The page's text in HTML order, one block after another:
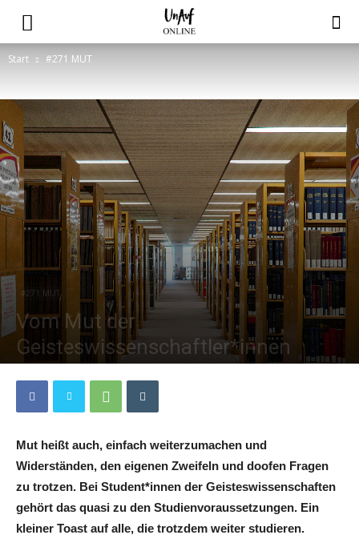
Start #271 MUT
#271 MUT
Vom Mut der
Geisteswissenschaftler*innen
Mut heißt auch, einfach weiterzumachen und
Widerständen, den eigenen Zweifeln und doofen Fragen
zu trotzen. Bei Student*innen der Geisteswissenschaften
gehört das quasi zu den Studienvoraussetzungen. Ein
kleiner Toast auf alle, die trotzdem weiter studieren.